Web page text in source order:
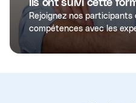
Ils ont suivi cette
Rejoignez nos participants
compétences avec les